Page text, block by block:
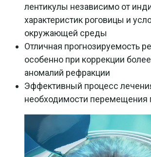
лентикулы независимо от
характеристик роговицы и
окружающей среды
Отличная прогнозируемость
особенно при коррекции
аномалий рефракции
Эффективный процесс
необходимости перемещения